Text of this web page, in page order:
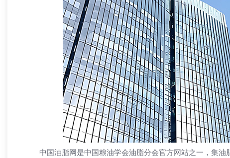
中国油脂网是中国粮油学会油脂分会官方网站之一，集油